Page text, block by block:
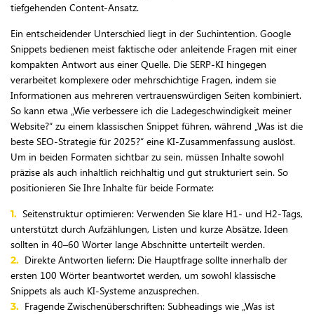
tiefgehenden Content-Ansatz.
Ein entscheidender Unterschied liegt in der Suchintention. Google
Snippets bedienen meist faktische oder anleitende Fragen mit einer
kompakten Antwort aus einer Quelle. Die SERP-KI hingegen
verarbeitet komplexere oder mehrschichtige Fragen, indem sie
Informationen aus mehreren vertrauenswürdigen Seiten kombiniert.
So kann etwa „Wie verbessere ich die Ladegeschwindigkeit meiner
Website?“ zu einem klassischen Snippet führen, während „Was ist die
beste SEO-Strategie für 2025?“ eine KI-Zusammenfassung auslöst.
Um in beiden Formaten sichtbar zu sein, müssen Inhalte sowohl
präzise als auch inhaltlich reichhaltig und gut strukturiert sein. So
positionieren Sie Ihre Inhalte für beide Formate:
Seitenstruktur optimieren: Verwenden Sie klare H1- und H2-Tags,
unterstützt durch Aufzählungen, Listen und kurze Absätze. Ideen
sollten in 40–60 Wörter lange Abschnitte unterteilt werden.
Direkte Antworten liefern: Die Hauptfrage sollte innerhalb der
ersten 100 Wörter beantwortet werden, um sowohl klassische
Snippets als auch KI-Systeme anzusprechen.
Fragende Zwischenüberschriften: Subheadings wie „Was ist